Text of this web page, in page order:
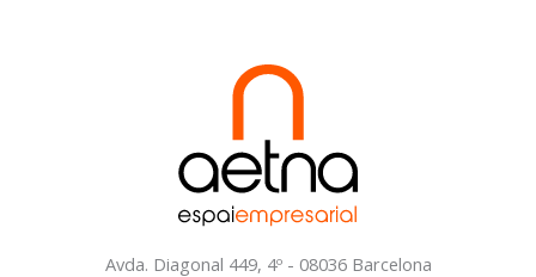
Avda. Diagonal 449, 4º - 08036 Barcelona